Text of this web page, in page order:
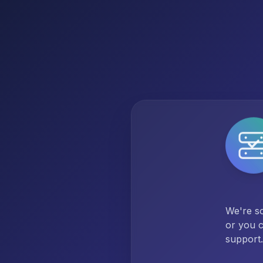
We're
or you
support.